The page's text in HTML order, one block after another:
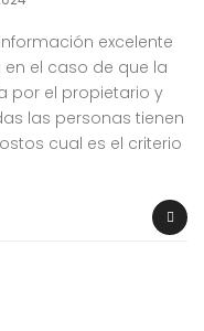
excelente
el caso de que la
por el propietario y
las personas tienen
cual es el criterio